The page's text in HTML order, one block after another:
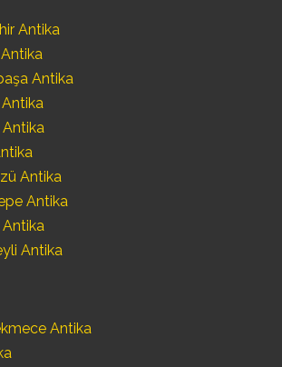
Antika
Antika
Antika
Antika
Antika
Antika
Antika
Antika